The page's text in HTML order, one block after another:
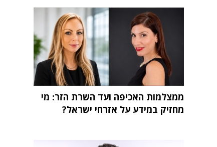
ממצלמות האכיפה ועד השרת הזר: מי
מחזיק במידע על אזרחי ישראל?